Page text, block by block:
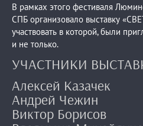
В рамках этого фестиваля
СПБ организовало выставку
участвовать в которой, были
и не только.
УЧАСТНИКИ
Алексей Казачек
Андрей Чежин
Виктор Борисов